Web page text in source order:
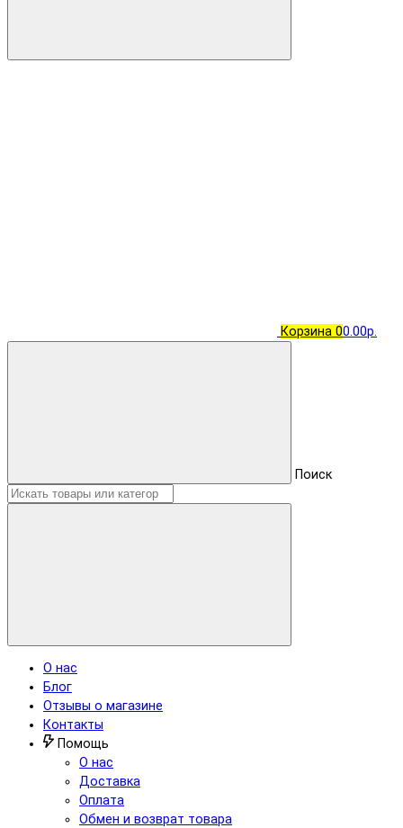
Корзина 00.00р.
Поиск
О нас
Блог
Отзывы о магазине
Контакты
Помощь
О нас
Доставка
Оплата
Обмен и возврат товара